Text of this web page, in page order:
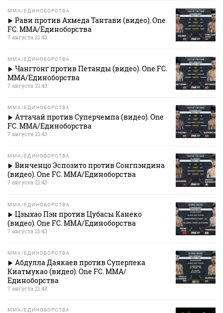
MMA/ЕДИНОБОРСТВА
Рави против Ахмеда Тантави (видео). One
FC. MMA/Единоборства
7 августа 21:43
MMA/ЕДИНОБОРСТВА
Чангтонг против Петанды (видео). One FC.
MMA/Единоборства
7 августа 21:43
MMA/ЕДИНОБОРСТВА
Аттачай против Суперчемпа (видео). One
FC. MMA/Единоборства
7 августа 21:43
MMA/ЕДИНОБОРСТВА
Винченцо Эспозито против Сонгпэндина
(видео). One FC. MMA/Единоборства
7 августа 21:43
MMA/ЕДИНОБОРСТВА
Цзыхао Пэн против Цубасы Канеко
(видео). One FC. MMA/Единоборства
7 августа 21:43
MMA/ЕДИНОБОРСТВА
Абдулла Даякаев против Суперлека
Киатмукао (видео). One FC. MMA/
Единоборства
7 августа 21:43
MMA/ЕДИНОБОРСТВА